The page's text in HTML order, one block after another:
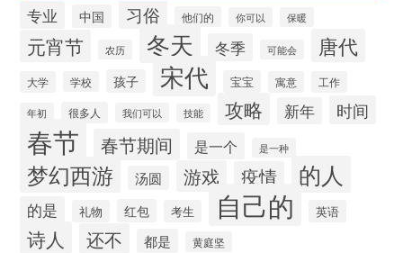
专业 中国 习俗 他们的 你可以 保暖
元宵节 农历 冬天 冬季 可能会 唐代
大学 学校 孩子 宋代 宝宝 寓意 工作
年初 很多人 我们可以 技能 攻略 新年 时间
春节 春节期间 是一个 是一种
梦幻西游 汤圆 游戏 疫情 的人
的是 礼物 红包 考生 自己的 英语
诗人 还不 都是 黄庭坚